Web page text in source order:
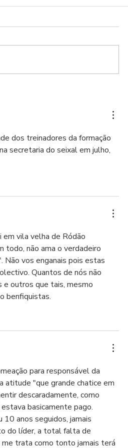
dos treinadores da formação
secretaria do seixal em julho,
em vila velha de Ródão
todo, não ama o verdadeiro
Não vos enganais pois estas
Quantos de nós não
e outros que tais, mesmo
benfiquistas.
para responsável da
atitude "que grande chatice em
descaradamente, como
basicamente pago.
10 anos seguidos, jamais
do líder, a total falta de
me trata como tonto jamais terá